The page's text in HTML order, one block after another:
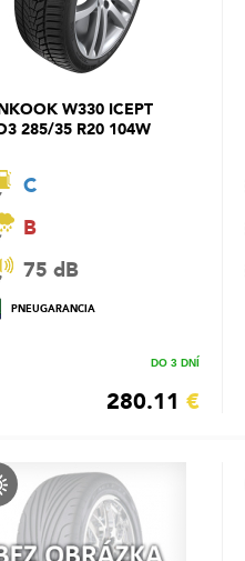
W330 ICEPT
285/35 R20 104W
C
B
75 dB
PNEUGARANCIA
DO 3 DNÍ
280.11 €